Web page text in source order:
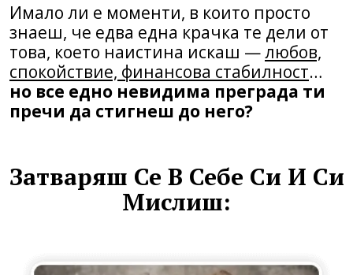
Имало ли е моменти, в които просто
знаеш, че едва една крачка те дели от
това, което наистина искаш —любов,
спокойствие, финансова стабилност…
но все едно невидима преграда ти
пречи да стигнеш до него?
Затваряш Се В Себе Си И Си
Мислиш: